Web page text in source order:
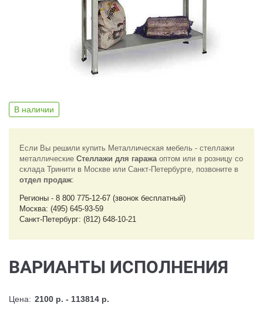
В наличии
Если Вы решили купить Металлическая мебель - стеллажи
металлические Стеллажи для гаражаоптом или в розницу со
склада Тринити в Москве или Санкт-Петербурге, позвоните в
отдел продаж:
Регионы - 8 800 775-12-67 (звонок бесплатный)
Москва: (495) 645-93-59
Санкт-Петербург: (812) 648-10-21
ВАРИАНТЫ ИСПОЛНЕНИЯ
Цена: